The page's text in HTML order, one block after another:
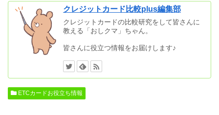
クレジットカード比較plus編集部
クレジットカードの比較研究をして皆さんに
教える「おしクマ」ちゃん。
皆さんに役立つ情報をお届けします♪
ETCカードお役立ち情報